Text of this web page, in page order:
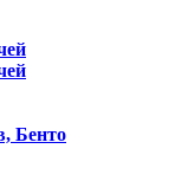
Бенто